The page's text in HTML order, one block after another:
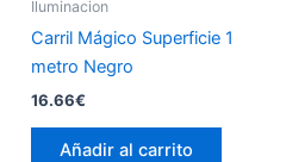
Iluminacion
Carril Mágico Superficie 1
metro Negro
16.66€
Añadir al carrito